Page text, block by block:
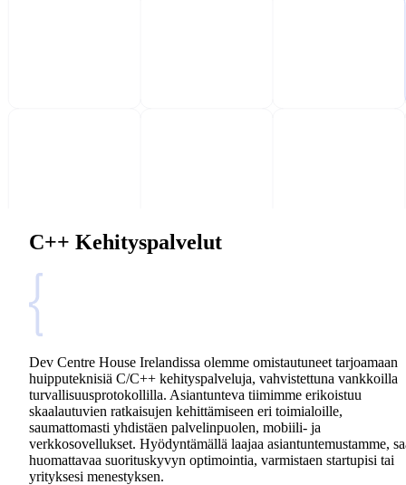
C++ Kehityspalvelut
Dev Centre House Irelandissa olemme omistautuneet tarjoamaan
huipputeknisiä C/C++ kehityspalveluja, vahvistettuna vankkoilla
turvallisuusprotokollilla. Asiantunteva tiimimme erikoistuu
skaalautuvien ratkaisujen kehittämiseen eri toimialoille,
saumattomasti yhdistäen palvelinpuolen, mobiili- ja
verkkosovellukset. Hyödyntämällä laajaa asiantuntemustamme,
huomattavaa suorituskyvyn optimointia, varmistaen startupisi tai
yrityksesi menestyksen.